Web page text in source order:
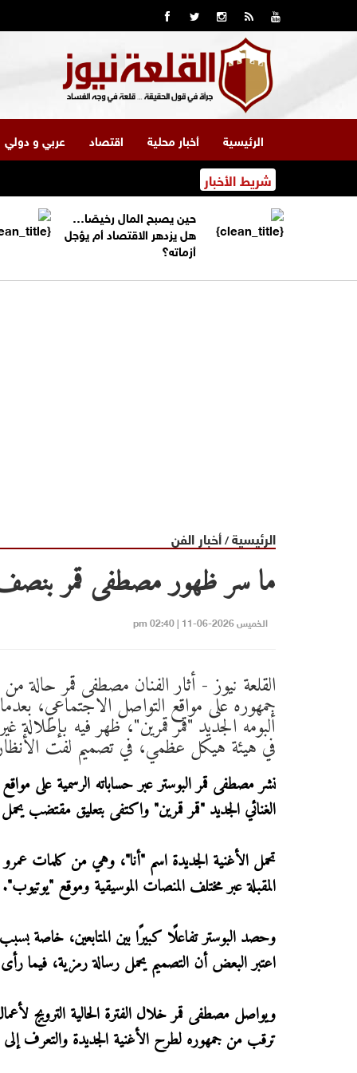
الرئيسية أخبار محلية اقتصاد عربي و دولي
شريط الأخبار
حين يصبح المال رخيصًا…
هل يزدهر الاقتصاد أم يؤجل
أزماته؟
الرئيسية/أخبار الفن
ما سر ظهور مصطفى قمر
الخميس 2026-06-11 | 02:40 pm
القلعة نيوز - أثار الفنان مصطفى قمر حالة
جمهوره على مواقع التواصل الاجتماعي،
ألبومه الجديد "قمر قمرين"، ظهر فيه
في هيئة هيكل عظمي، في تصميم لفت الأنظار
نشر مصطفى قمر البوستر عبر حساباته الرسمية على
الغنائي الجديد "قمر قمرين" واكتفى بتعليق مقتضب
تحمل الأغنية الجديدة اسم "أنا"، وهي من كلمات
المقبلة عبر مختلف المنصات الموسيقية وموقع "يوتيوب".
وحصد البوستر تفاعلًا كبيرًا بين المتابعين، خاصة
اعتبر البعض أن التصميم يحمل رسالة رمزية، فيما
ويواصل مصطفى قمر خلال الفترة الحالية الترويج
ترقب من جمهوره لطرح الأغنية الجديدة والتعرف إلى